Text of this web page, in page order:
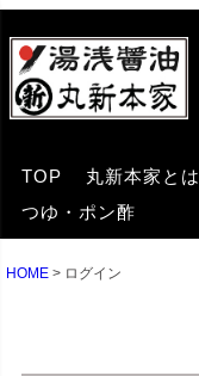
TOP 丸新本家とは
つゆ・ポン酢
HOME ログイン